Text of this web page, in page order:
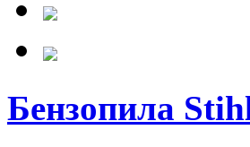
Бензопила